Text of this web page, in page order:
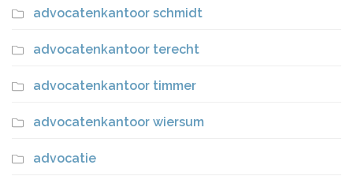
advocatenkantoor schmidt
advocatenkantoor terecht
advocatenkantoor timmer
advocatenkantoor wiersum
advocatie